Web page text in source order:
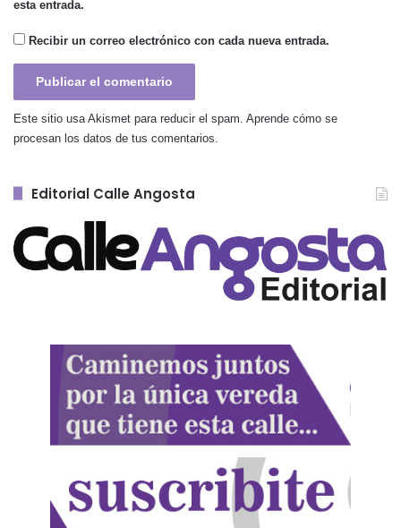
esta entrada.
Recibir un correo electrónico con cada nueva entrada.
Este sitio usa Akismet para reducir el spam. Aprende cómo se
procesan los datos de tus comentarios.
Editorial Calle Angosta